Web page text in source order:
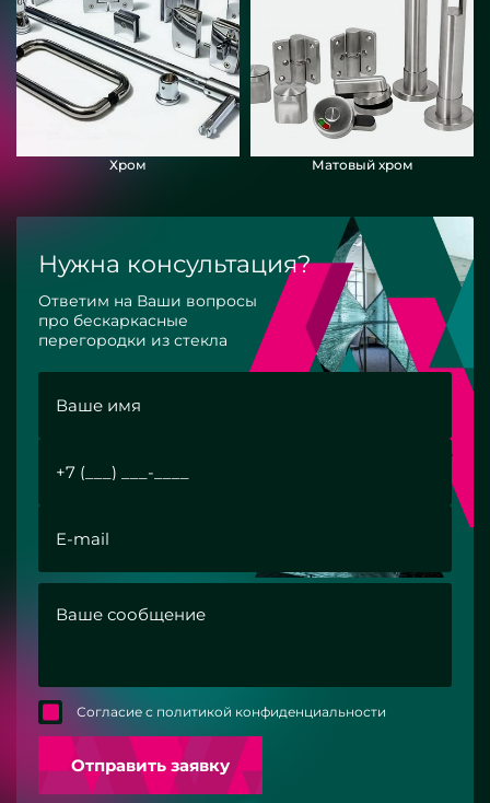
Хром Матовый хром
Нужна консультация?
Ответим на Ваши вопросы
про бескаркасные
перегородки из стекла
Согласие с политикой конфиденциальности
Отправить заявку